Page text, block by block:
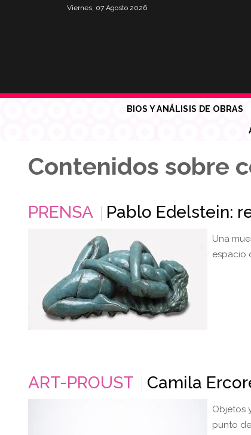
Viernes, 07 Agosto 2026
BIOS Y ANÁLISIS DE OBRAS
Contenidos sobre
PRENSA Pablo Edelstein:
Una
espacio
ART-PROUST Camila
Objetos
punto